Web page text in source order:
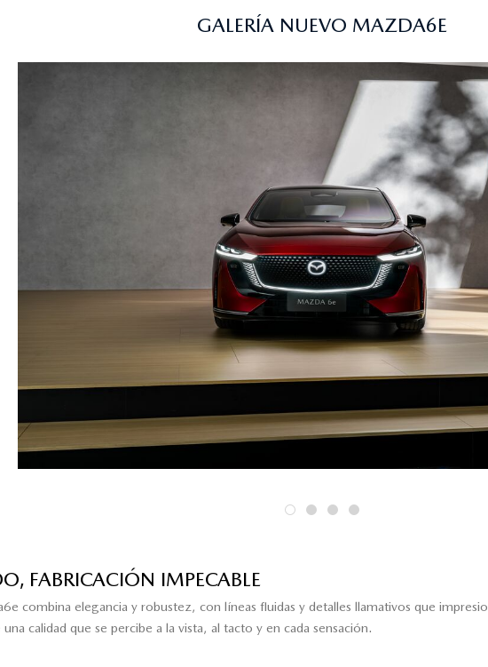
GALERÍA NUEVO MAZDA6E
FABRICACIÓN IMPECABLE
combina elegancia y robustez, con líneas fluidas y detalles llamativos que
calidad que se percibe a la vista, al tacto y en cada sensación.